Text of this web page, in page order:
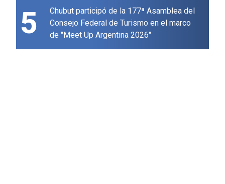
5
Chubut participó de la 177ª Asamblea del
Consejo Federal de Turismo en el marco
de "Meet Up Argentina 2026"